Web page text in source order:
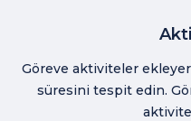
Göreve aktiviteler
süresini tespit edin.